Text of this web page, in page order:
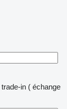
trade-in ( échange